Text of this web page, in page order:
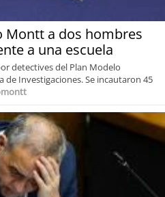
Montt a dos hombres
a una escuela
detectives del Plan Modelo
de Investigaciones. Se incautaron 45